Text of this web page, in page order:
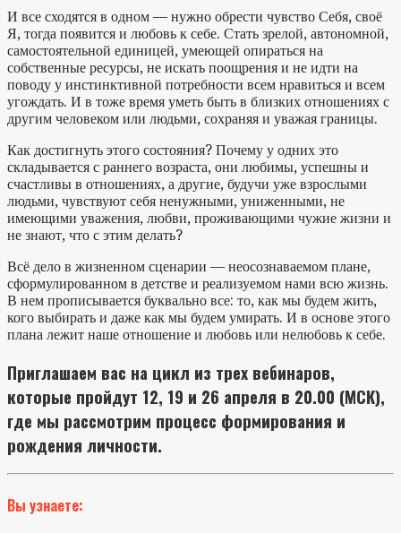
И все сходятся в одном — нужно обрести чувство Себя, своё
Я, тогда появится и любовь к себе. Стать зрелой, автономной,
самостоятельной единицей, умеющей опираться на
собственные ресурсы, не искать поощрения и не идти на
поводу у инстинктивной потребности всем нравиться и всем
угождать. И в тоже время уметь быть в близких отношениях с
другим человеком или людьми, сохраняя и уважая границы.
Как достигнуть этого состояния? Почему у одних это
складывается с раннего возраста, они любимы, успешны и
счастливы в отношениях, а другие, будучи уже взрослыми
людьми, чувствуют себя ненужными, униженными, не
имеющими уважения, любви, проживающими чужие жизни и
не знают, что с этим делать?
Всё дело в жизненном сценарии — неосознаваемом плане,
сформулированном в детстве и реализуемом нами всю жизнь.
В нем прописывается буквально все: то, как мы будем жить,
кого выбирать и даже как мы будем умирать. И в основе этого
плана лежит наше отношение и любовь или нелюбовь к себе.
Приглашаем вас на цикл из трех вебинаров,
которые пройдут 12, 19 и 26 апреля в 20.00 (МСК),
где мы рассмотрим процесс формирования и
рождения личности.
Вы узнаете: